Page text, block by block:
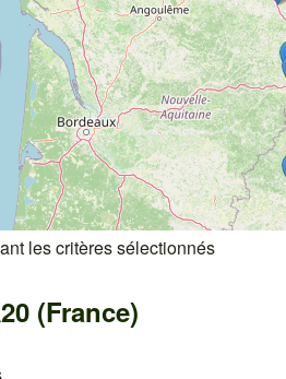
les critères sélectionnés
(France)